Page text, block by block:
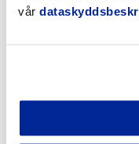
vår
korsningen
Jakobsgatan